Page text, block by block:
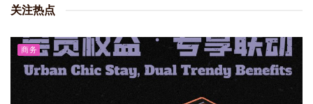
关注热点
商务